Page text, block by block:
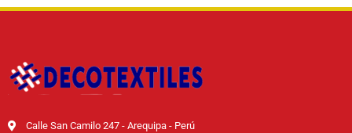
Calle San Camilo 247 - Arequipa - Perú